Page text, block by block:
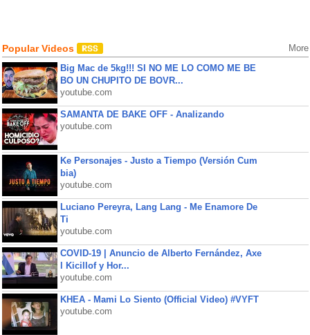
Popular Videos More
Big Mac de 5kg!!! SI NO ME LO COMO ME BE
BO UN CHUPITO DE BOVR...
youtube.com
SAMANTA DE BAKE OFF - Analizando
youtube.com
Ke Personajes - Justo a Tiempo (Versión Cum
bia)
youtube.com
Luciano Pereyra, Lang Lang - Me Enamore De
Ti
youtube.com
COVID-19 | Anuncio de Alberto Fernández, Axe
l Kicillof y Hor...
youtube.com
KHEA - Mami Lo Siento (Official Video) #VYFT
youtube.com